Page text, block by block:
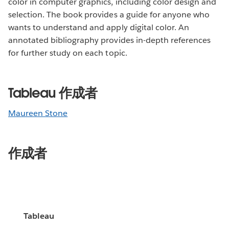
selection. The book provides a guide for anyone who
wants to understand and apply digital color. An
annotated bibliography provides in-depth references
for further study on each topic.
Tableau 作成者
Maureen Stone
作成者
Tableau